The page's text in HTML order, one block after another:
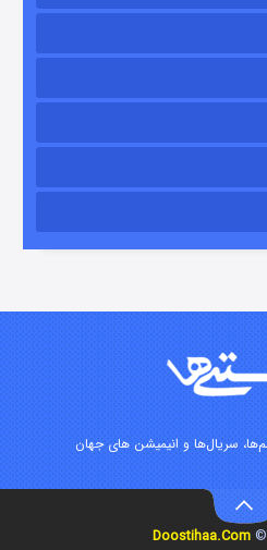
منتشر شد
زیرزمین
طغیان خواهد کرد
سریال‌ها و انیمیشن های جهان
Doostihaa.Com